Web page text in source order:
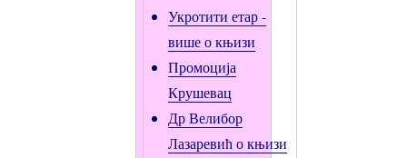
Укротити етар -
више о књизи
Промоција
Крушевац
Др Велибор
Лазаревић о књизи